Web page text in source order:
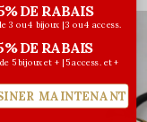
DE RABAIS
3 ou 4 bijoux | 3 ou 4 access.
DE RABAIS
5 bijoux et + | 5 access. et +
MAINTENANT